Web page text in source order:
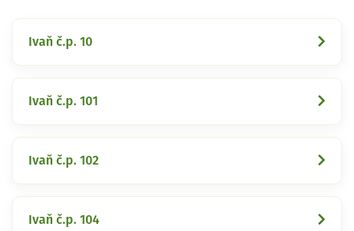
Ivaň č.p. 10
Ivaň č.p. 101
Ivaň č.p. 102
Ivaň č.p. 104